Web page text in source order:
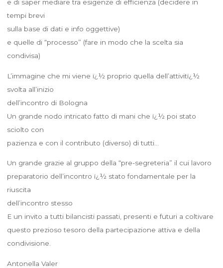
e di saper mediare tra esigenze di efficienza (decidere in
tempi brevi
sulla base di dati e info oggettive)
e quelle di “processo” (fare in modo che la scelta sia
condivisa)
L’immagine che mi viene ï¿½ proprio quella dell’attivitï¿½
svolta all’inizio
dell’incontro di Bologna
Un grande nodo intricato fatto di mani che ï¿½ poi stato
sciolto con
pazienza e con il contributo (diverso) di tutti…
Un grande grazie al gruppo della “pre-segreteria” il cui lavoro
preparatorio dell’incontro ï¿½ stato fondamentale per la
riuscita
dell’incontro stesso
E un invito a tutti bilancisti passati, presenti e futuri a coltivare
questo prezioso tesoro della partecipazione attiva e della
condivisione.
Antonella Valer